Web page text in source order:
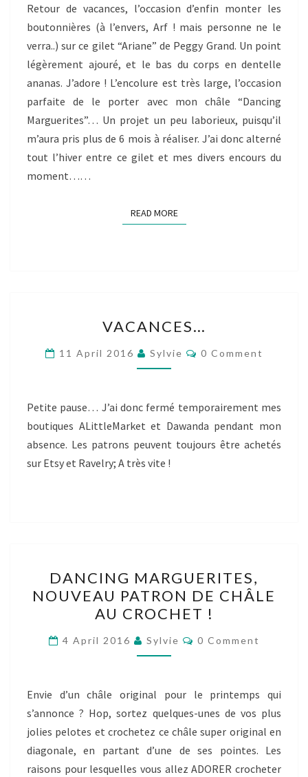
Retour de vacances, l’occasion d’enfin monter les
boutonnières (à l’envers, Arf ! mais personne ne le
verra..) sur ce gilet “Ariane” de Peggy Grand. Un point
légèrement ajouré, et le bas du corps en dentelle
ananas. J’adore ! L’encolure est très large, l’occasion
parfaite de le porter avec mon châle “Dancing
Marguerites”… Un projet un peu laborieux, puisqu’il
m’aura pris plus de 6 mois à réaliser. J’ai donc alterné
tout l’hiver entre ce gilet et mes divers encours du
moment……
READ MOREREAD MORE
VACANCES…
11 April 2016 Sylvie Comments
0 Comment
Petite pause… J’ai donc fermé temporairement mes
boutiques ALittleMarket et Dawanda pendant mon
absence. Les patrons peuvent toujours être achetés
sur Etsy et Ravelry; A très vite !
MARGUERITES,
NOUVEAU
PATRON
DE
CHÂLE
CROCHET
!
DANCING MARGUERITES,
NOUVEAU PATRON DE CHÂLE
AU CROCHET !
4 April 2016 Sylvie Comments
0 Comment
Envie d’un châle original pour le printemps qui
s’annonce ? Hop, sortez quelques-unes de vos plus
jolies pelotes et crochetez ce châle super original en
diagonale, en partant d’une de ses pointes. Les
raisons pour lesquelles vous allez ADORER crocheter